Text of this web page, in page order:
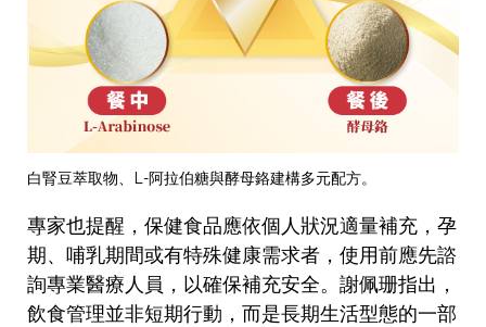
白腎豆萃取物、L-阿拉伯糖與酵母鉻建構多元配方。
專家也提醒，保健食品應依個人狀況適量補充，孕
期、哺乳期間或有特殊健康需求者，使用前應先諮
詢專業醫療人員，以確保補充安全。謝佩珊指出，
飲食管理並非短期行動，而是長期生活型態的一部